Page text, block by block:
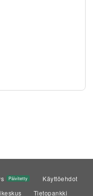
Päivitetty
Käyttöehdot
Tietopankki